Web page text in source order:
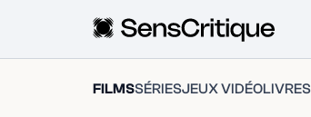
FILMSSÉRIESJEUX VIDÉOLIVRES